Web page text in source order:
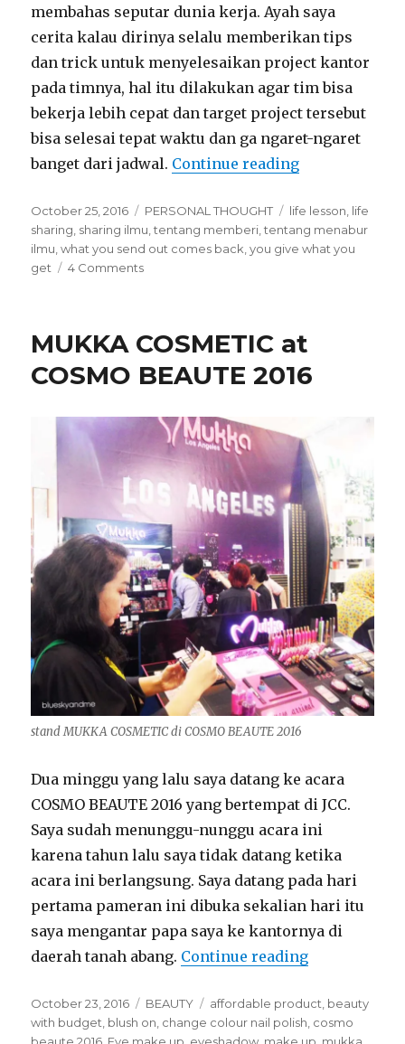
membahas seputar dunia kerja. Ayah saya
cerita kalau dirinya selalu memberikan tips
dan trick untuk menyelesaikan project kantor
pada timnya, hal itu dilakukan agar tim bisa
bekerja lebih cepat dan target project tersebut
bisa selesai tepat waktu dan ga ngaret-ngaret
banget dari jadwal. Continue reading
Posted
on
October 25, 2016 Categories
PERSONAL THOUGHT Tags
life lesson life
sharing sharing ilmu ,tentang memberi ,tentang menabur
ilmu ,what you send out comes back ,you give what you
get
4 Comments
YOU
MUKKA COSMETIC at
COSMO BEAUTE 2016
stand MUKKA COSMETIC di COSMO BEAUTE 2016
Dua minggu yang lalu saya datang ke acara
COSMO BEAUTE 2016 yang bertempat di JCC.
Saya sudah menunggu-nunggu acara ini
karena tahun lalu saya tidak datang ketika
acara ini berlangsung. Saya datang pada hari
pertama pameran ini dibuka sekalian hari itu
saya mengantar papa saya ke kantornya di
daerah tanah abang. Continue reading
Posted
on
October 23, 2016 Categories
BEAUTY Tags
affordable product beauty
with budget blush on change colour nail polish cosmo